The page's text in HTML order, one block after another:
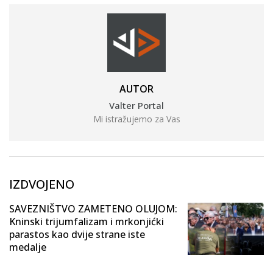
AUTOR
Valter Portal
Mi istražujemo za Vas
IZDVOJENO
SAVEZNIŠTVO ZAMETENO OLUJOM:
Kninski trijumfalizam i mrkonjićki
parastos kao dvije strane iste
medalje